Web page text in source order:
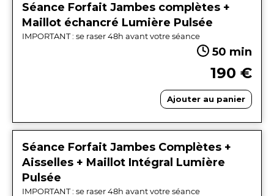
Séance Forfait Jambes complètes +
Maillot échancré Lumière Pulsée
IMPORTANT : se raser 48h avant votre séance
50 min
190 €
Ajouter au panier
Séance Forfait Jambes Complètes +
Aisselles + Maillot Intégral Lumière
Pulsée
IMPORTANT : se raser 48h avant votre séance